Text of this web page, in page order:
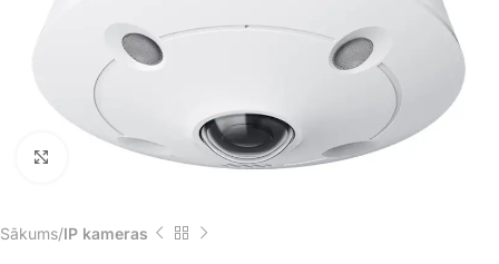
Noklikšķiniet, lai palielinātu
Sākums IP kameras